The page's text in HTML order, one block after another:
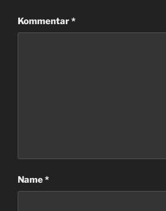
Kommentar*
Name*